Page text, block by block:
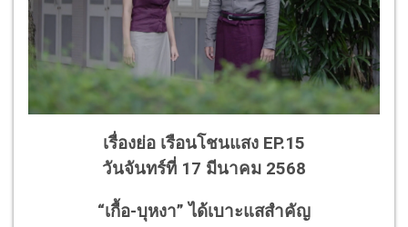
เรื่องย่อ เรือนโชนแสง EP.15
วันจันทร์ที่ 17 มีนาคม 2568
“เกื้อ-บุหงา” ได้เบาะแสสำคัญ